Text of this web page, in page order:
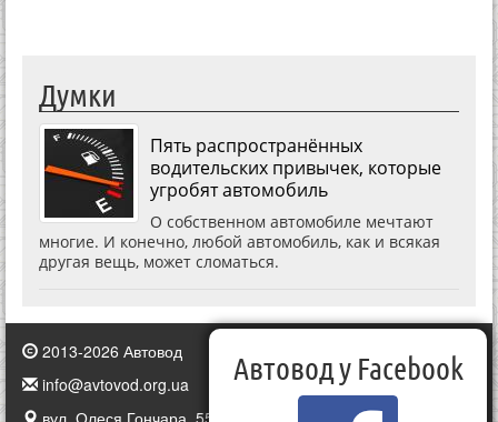
Думки
Пять распространённых
водительских привычек, которые
угробят автомобиль
О собственном автомобиле мечтают
многие. И конечно, любой автомобиль, как и всякая
другая вещь, может сломаться.
2013-2026 Автовод
info@avtovod.org.ua
вул. Олеся Гончара, 55, Київ, Україна
Автовод у Facebook